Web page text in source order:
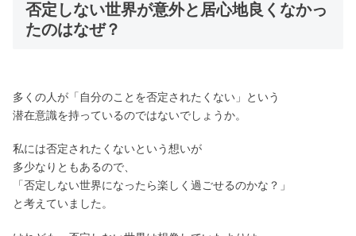
否定しない世界が意外と居心地良くなかっ
たのはなぜ？
多くの人が「自分のことを否定されたくない」という
潜在意識を持っているのではないでしょうか。
私には否定されたくないという想いが
多少なりともあるので、
「否定しない世界になったら楽しく過ごせるのかな？」
と考えていました。